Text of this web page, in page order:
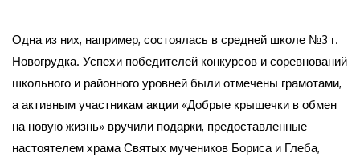
Одна из них, например, состоялась в средней школе №3 г.
Новогрудка. Успехи победителей конкурсов и соревнований
школьного и районного уровней были отмечены грамотами,
а активным участникам акции «Добрые крышечки в обмен
на новую жизнь» вручили подарки, предоставленные
настоятелем храма Святых мучеников Бориса и Глеба,